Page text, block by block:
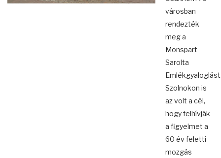
városban
rendezték
meg a
Monspart
Sarolta
Szolnokon is
az volt a cél,
hogy felhívják
a figyelmet a
60 év feletti
mozgás